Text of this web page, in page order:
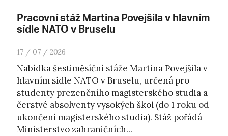
Pracovní stáž Martina Povejšila v hlavním
sídle NATO v Bruselu
17 / 07 / 2026
Nabídka šestiměsíční stáže Martina Povejšila v
hlavním sídle NATO v Bruselu, určená pro
studenty prezenčního magisterského studia a
čerstvé absolventy vysokých škol (do 1 roku od
ukončení magisterského studia). Stáž pořádá
Ministerstvo zahraničních...